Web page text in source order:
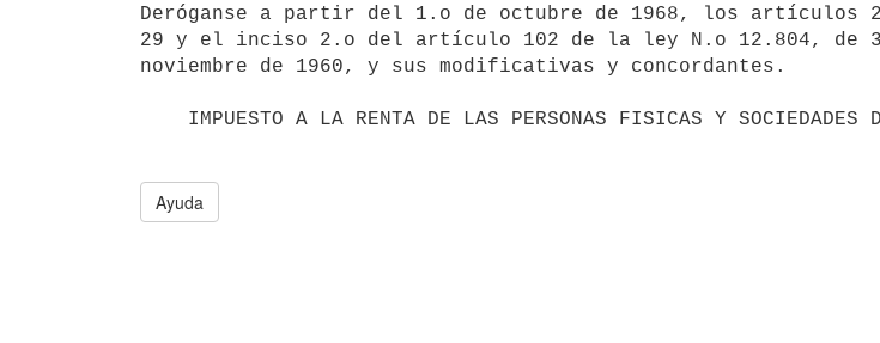
Deróganse a partir del 1.o de octubre de 1968, los artículos
29 y el inciso 2.o del artículo 102 de la ley N.o 12.804, de
noviembre de 1960, y sus modificativas y concordantes.
Ayuda